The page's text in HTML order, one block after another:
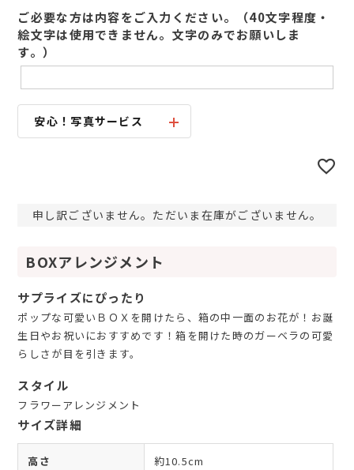
)
ご必要な方は内容をご入力ください。（40文字程度・
絵文字は使用できません。文字のみでお願いしま
す。）
安心！写真サービス
申し訳ございません。ただいま在庫がございません。
BOXアレンジメント
サプライズにぴったり
ポップな可愛いＢＯＸを開けたら、箱の中一面のお花が！お誕
生日やお祝いにおすすめです！箱を開けた時のガーベラの可愛
らしさが目を引きます。
スタイル
フラワーアレンジメント
サイズ詳細
高さ 約10.5cm